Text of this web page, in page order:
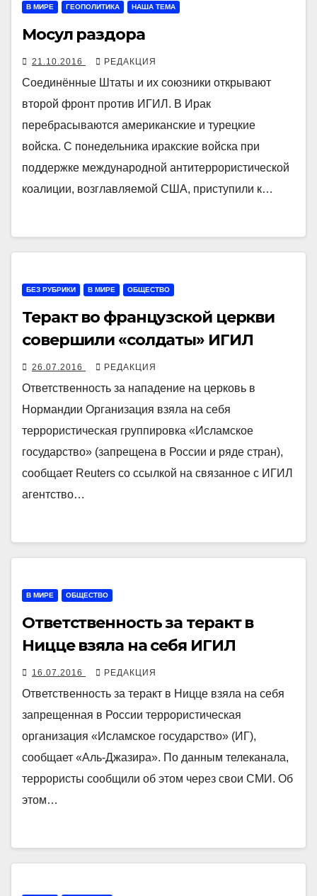
В МИРЕ ГЕОПОЛИТИКА НАША ТЕМА
Мосул раздора
21.10.2016 РЕДАКЦИЯ
Соединённые Штаты и их союзники открывают
второй фронт против ИГИЛ. В Ирак
перебрасываются американские и турецкие
войска. С понедельника иракские войска при
поддержке международной антитеррористической
коалиции, возглавляемой США, приступили к…
БЕЗ РУБРИКИ В МИРЕ ОБЩЕСТВО
Теракт во французской церкви
совершили «солдаты» ИГИЛ
26.07.2016 РЕДАКЦИЯ
Ответственность за нападение на церковь в
Нормандии Организация взяла на себя
террористическая группировка «Исламское
государство» (запрещена в России и ряде стран),
сообщает Reuters со ссылкой на связанное с ИГИЛ
агентство…
В МИРЕ ОБЩЕСТВО
Ответственность за теракт в
Ницце взяла на себя ИГИЛ
16.07.2016 РЕДАКЦИЯ
Ответственность за теракт в Ницце взяла на себя
запрещенная в России террористическая
организация «Исламское государство» (ИГ),
сообщает «Аль-Джазира». По данным телеканала,
террористы сообщили об этом через свои СМИ. Об
этом…